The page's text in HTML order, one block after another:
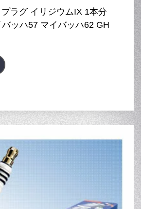
ラグ イリジウムIX 1本分
ッハ57 マイバッハ62 GH